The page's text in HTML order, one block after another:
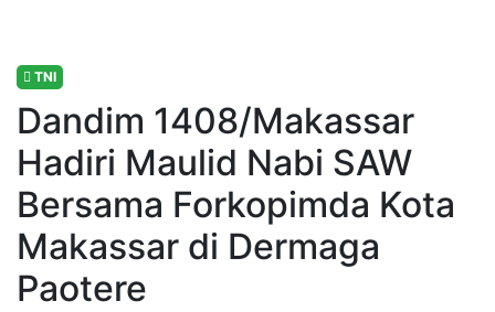
TNI
Dandim 1408/Makassar
Hadiri Maulid Nabi SAW
Bersama Forkopimda Kota
Makassar di Dermaga
Paotere